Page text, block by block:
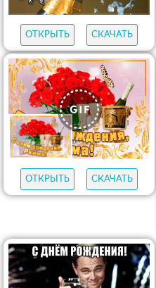
ОТКРЫТЬ СКАЧАТЬ
ОТКРЫТЬ СКАЧАТЬ